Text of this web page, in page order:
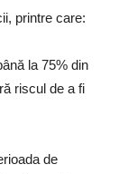
printre care:
la 75% din
riscul de a fi
de